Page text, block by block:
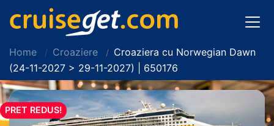
Home Croaziere
Croaziera cu Norwegian Dawn
(24-11-2027 > 29-11-2027) | 650176
PRET REDUS!